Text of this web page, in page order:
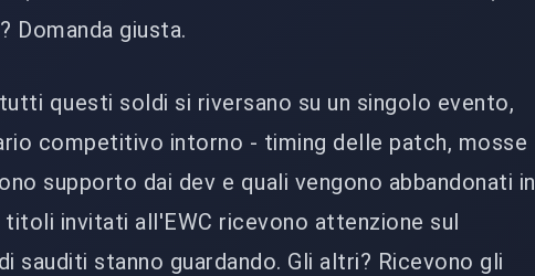
Domanda giusta.
questi soldi si riversano su un singolo evento,
competitivo intorno - timing delle patch, mosse
supporto dai dev e quali vengono abbandonati in
titoli invitati all'EWC ricevono attenzione sul
sauditi stanno guardando. Gli altri? Ricevono gli